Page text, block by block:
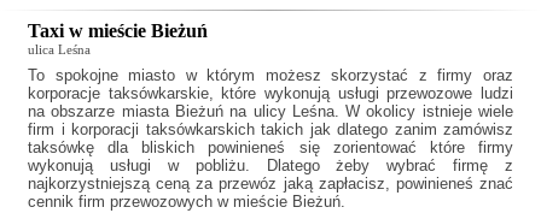
Taxi w mieście Bieżuń
ulica Leśna
To spokojne miasto w którym możesz skorzystać z firmy oraz
korporacje taksówkarskie, które wykonują usługi przewozowe ludzi
na obszarze miasta Bieżuń na ulicy Leśna. W okolicy istnieje wiele
firm i korporacji taksówkarskich takich jak dlatego zanim zamówisz
taksówkę dla bliskich powinieneś się zorientować które firmy
wykonują usługi w pobliżu. Dlatego żeby wybrać firmę z
najkorzystniejszą ceną za przewóz jaką zapłacisz, powinieneś znać
cennik firm przewozowych w mieście Bieżuń.